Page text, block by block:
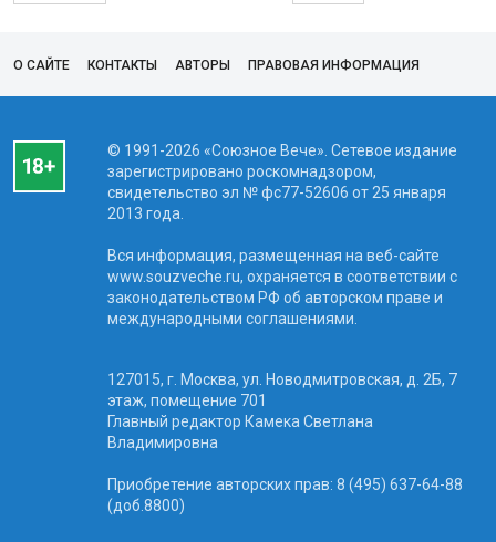
О САЙТЕ КОНТАКТЫ АВТОРЫ ПРАВОВАЯ ИНФОРМАЦИЯ
© 1991-2026 «Союзное Вече». Сетевое издание
зарегистрировано роскомнадзором,
свидетельство эл № фc77-52606 от 25 января
2013 года.
Вся информация, размещенная на веб-сайте
www.souzveche.ru, охраняется в соответствии с
законодательством РФ об авторском праве и
международными соглашениями.
127015, г. Москва, ул. Новодмитровская, д. 2Б, 7
этаж, помещение 701
Главный редактор Камека Светлана
Владимировна
Приобретение авторских прав: 8 (495) 637-64-88
(доб.8800)